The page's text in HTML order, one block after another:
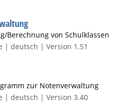
Berechnung von Schulklassen
| deutsch | Version 1.51
zur Notenverwaltung
| deutsch | Version 3.40